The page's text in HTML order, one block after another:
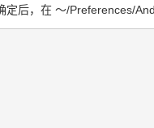
后，在 ～/Preferences/